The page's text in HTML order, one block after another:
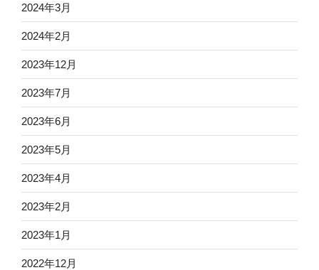
2024年3月
2024年2月
2023年12月
2023年7月
2023年6月
2023年5月
2023年4月
2023年2月
2023年1月
2022年12月